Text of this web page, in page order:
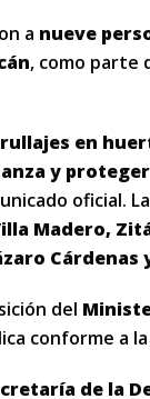
a nueve
, como parte
en
y
oficial.
Madero,
Cárdenas
del
conforme a
de la